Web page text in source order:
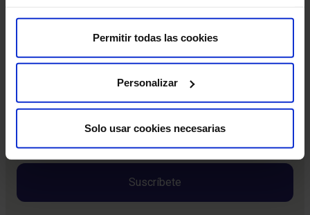
Permitir todas las cookies
Personalizar
Solo usar cookies necesarias
Política de privacidad